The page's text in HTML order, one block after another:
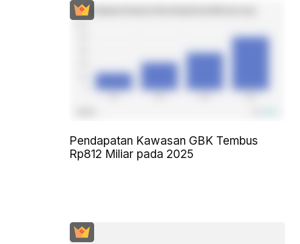
Pendapatan Kawasan GBK Tembus
Rp812 Miliar pada 2025